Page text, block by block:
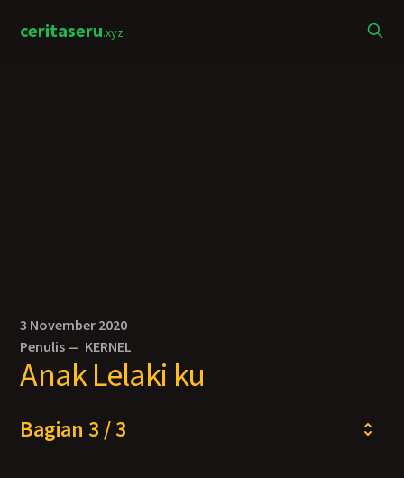
ceritaseru.xyz
3 November 2020
Penulis — KERNEL
Anak Lelaki ku
Bagian 3 / 3